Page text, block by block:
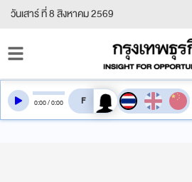
วันเสาร์ ที่ 8 สิงหาคม 2569
0:00/0:00 สลับเสียงอ่าน